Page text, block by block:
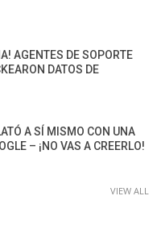
AGENTES DE SOPORTE
DATOS DE
A SÍ MISMO CON UNA
– ¡NO VAS A CREERLO!
VIEW ALL